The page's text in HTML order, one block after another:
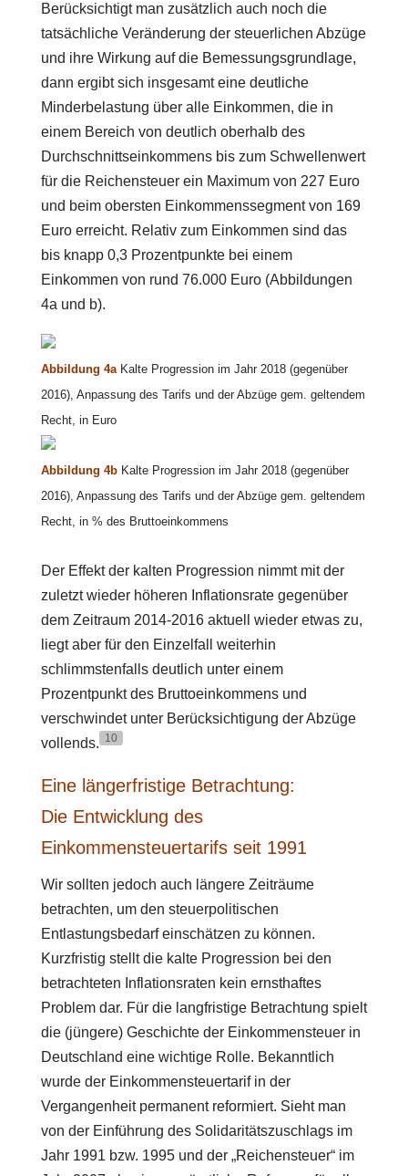
Berücksichtigt man zusätzlich auch noch die
tatsächliche Veränderung der steuerlichen Abzüge
und ihre Wirkung auf die Bemessungsgrundlage,
dann ergibt sich insgesamt eine deutliche
Minderbelastung über alle Einkommen, die in
einem Bereich von deutlich oberhalb des
Durchschnittseinkommens bis zum Schwellenwert
für die Reichensteuer ein Maximum von 227 Euro
und beim obersten Einkommenssegment von 169
Euro erreicht. Relativ zum Einkommen sind das
bis knapp 0,3 Prozentpunkte bei einem
Einkommen von rund 76.000 Euro (Abbildungen
4a und b).
Abbildung 4a Kalte Progression im Jahr 2018 (gegenüber
2016), Anpassung des Tarifs und der Abzüge gem. geltendem
Recht, in Euro
Abbildung 4b Kalte Progression im Jahr 2018 (gegenüber
2016), Anpassung des Tarifs und der Abzüge gem. geltendem
Recht, in % des Bruttoeinkommens
Der Effekt der kalten Progression nimmt mit der
zuletzt wieder höheren Inflationsrate gegenüber
dem Zeitraum 2014-2016 aktuell wieder etwas zu,
liegt aber für den Einzelfall weiterhin
schlimmstenfalls deutlich unter einem
Prozentpunkt des Bruttoeinkommens und
verschwindet unter Berücksichtigung der Abzüge
vollends. 10
Eine längerfristige Betrachtung:
Die Entwicklung des
Einkommensteuertarifs seit 1991
Wir sollten jedoch auch längere Zeiträume
betrachten, um den steuerpolitischen
Entlastungsbedarf einschätzen zu können.
Kurzfristig stellt die kalte Progression bei den
betrachteten Inflationsraten kein ernsthaftes
Problem dar. Für die langfristige Betrachtung spielt
die (jüngere) Geschichte der Einkommensteuer in
Deutschland eine wichtige Rolle. Bekanntlich
wurde der Einkommensteuertarif in der
Vergangenheit permanent reformiert. Sieht man
von der Einführung des Solidaritätszuschlags im
Jahr 1991 bzw. 1995 und der „Reichensteuer“ im